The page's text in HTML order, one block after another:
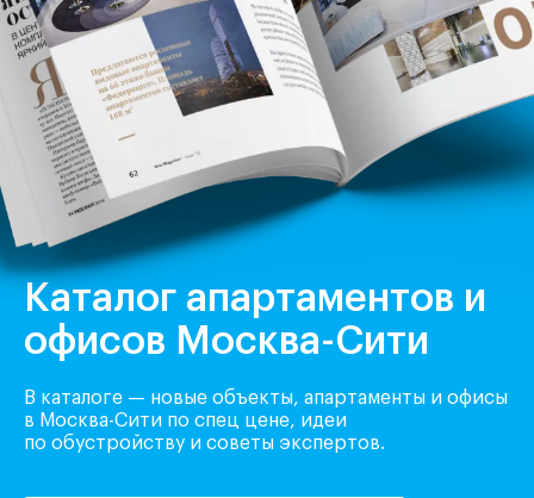
Каталог апартаментов и
офисов Москва-Сити
В каталоге — новые объекты, апартаменты и офисы
в Москва-Сити по спец цене, идеи
по обустройству и советы экспертов.